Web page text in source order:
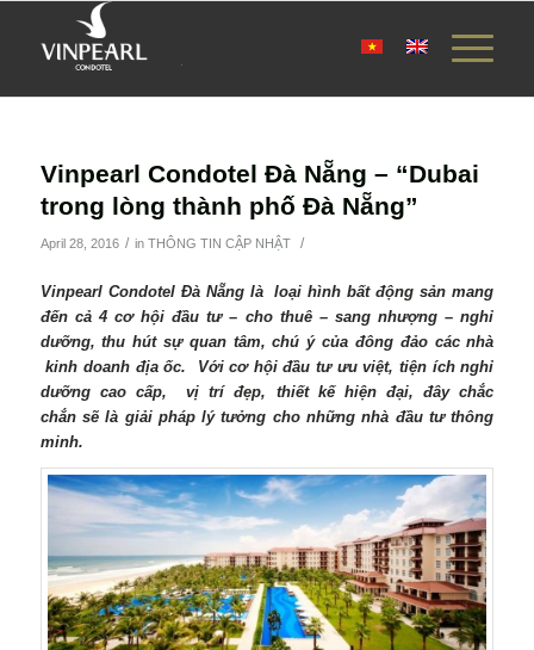
Vinpearl Condotel Đà Nẵng – “Dubai
trong lòng thành phố Đà Nẵng”
April 28, 2016 / in THÔNG TIN CẬP NHẬT /
Vinpearl Condotel Đà Nẵng là loại hình bất động sản mang
đến cả 4 cơ hội đầu tư – cho thuê – sang nhượng – nghỉ
dưỡng, thu hút sự quan tâm, chú ý của đông đảo các nhà
kinh doanh địa ốc. Với cơ hội đầu tư ưu việt, tiện ích nghỉ
dưỡng cao cấp, vị trí đẹp, thiết kế hiện đại, đây chắc
chắn sẽ là giải pháp lý tưởng cho những nhà đầu tư thông
minh.